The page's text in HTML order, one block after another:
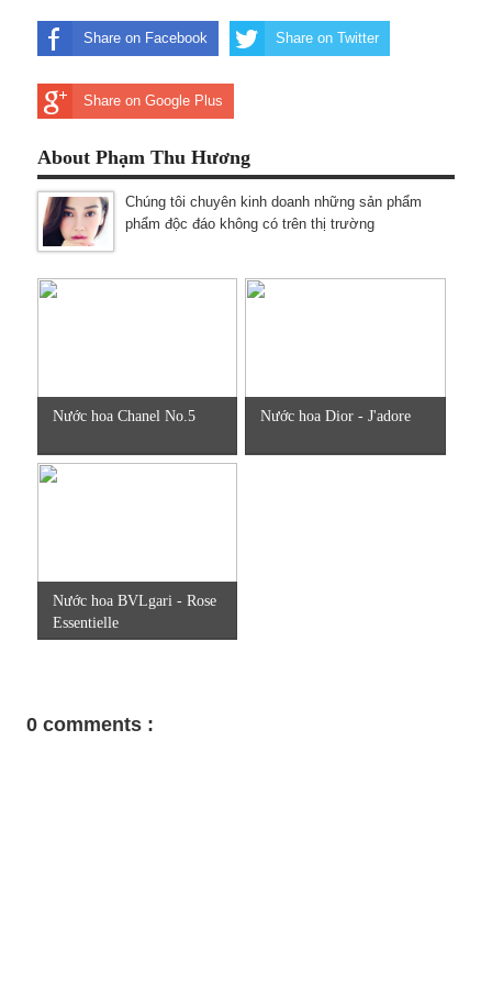
Share on Facebook Share on Twitter
Share on Google Plus
About Phạm Thu Hương
Chúng tôi chuyên kinh doanh những sản phẩm
phẩm độc đáo không có trên thị trường
Nước hoa Chanel No.5 Nước hoa Dior - J'adore
Nước hoa BVLgari - Rose
Essentielle
0 comments :